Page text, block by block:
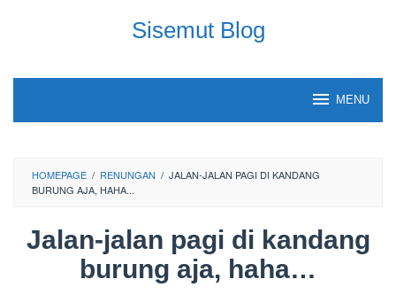
Sisemut Blog
MENU
HOMEPAGE / RENUNGAN / JALAN-JALAN PAGI DI KANDANG
BURUNG AJA, HAHA...
Jalan-jalan pagi di kandang
burung aja, haha…